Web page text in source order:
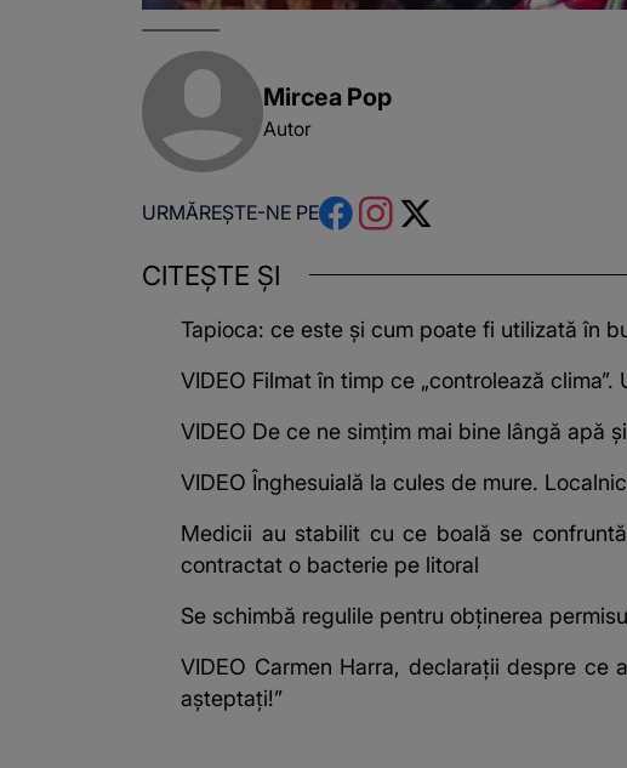
Mircea Pop
Autor
URMĂREȘTE-NE PE
CITEȘTE ȘI
Tapioca: ce este și cum poate fi utilizată în
VIDEO Filmat în timp ce „controlează
VIDEO De ce ne simțim mai bine lângă apă
VIDEO Înghesuială la cules de mure.
Medicii au stabilit cu ce boală se
contractat o bacterie pe litoral
Se schimbă regulile pentru obținerea
VIDEO Carmen Harra, declarații despre ce
așteptați!”